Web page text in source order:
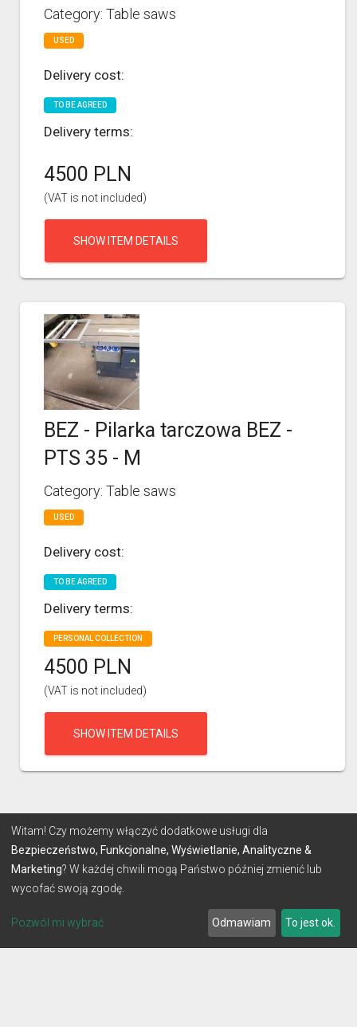
Category: Table saws
USED
Delivery cost:
TO BE AGREED
Delivery terms:
4500 PLN
(VAT is not included)
SHOW ITEM DETAILS
BEZ - Pilarka tarczowa BEZ -
PTS 35 - M
Category: Table saws
USED
Delivery cost:
TO BE AGREED
Delivery terms:
PERSONAL COLLECTION
4500 PLN
(VAT is not included)
SHOW ITEM DETAILS
Witam! Czy możemy włączyć dodatkowe usługi dla
Bezpieczeństwo, Funkcjonalne, Wyświetlanie, Analityczne &
Marketing? W każdej chwili mogą Państwo później zmienić lub
wycofać swoją zgodę.
Pozwól mi wybrać Odmawiam To jest ok.